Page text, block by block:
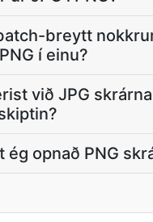
breytt
í einu?
við JPG
ég opnað PNG